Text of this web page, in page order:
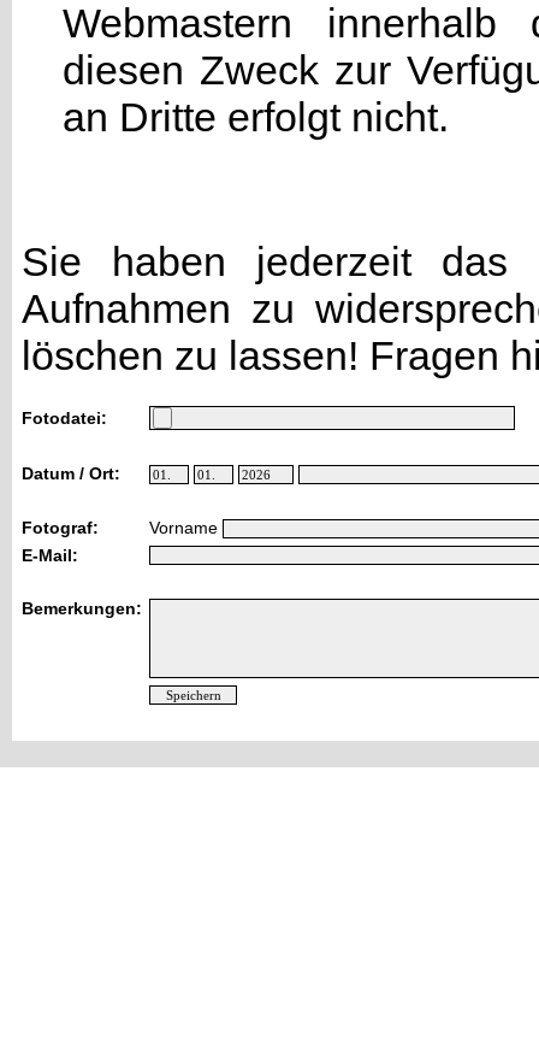
Webmastern
diesen Zweck zur
an Dritte erfolgt nicht.
Sie haben jederzeit das
Aufnahmen zu
löschen zu lassen! Fragen
Fotodatei:
Datum / Ort:
Fotograf:
Vorname
E-Mail:
Bemerkungen: